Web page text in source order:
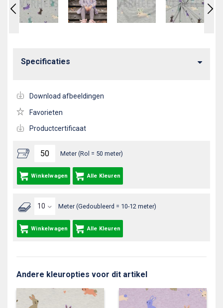
Meter (Rol = 50 meter)
Winkelwagen Alle Kleuren
Meter (Gedoubleerd = 10-12 meter)
Winkelwagen Alle Kleuren
Specificaties
Download afbeeldingen
Favorieten
Productcertificaat
Andere kleuropties voor dit artikel